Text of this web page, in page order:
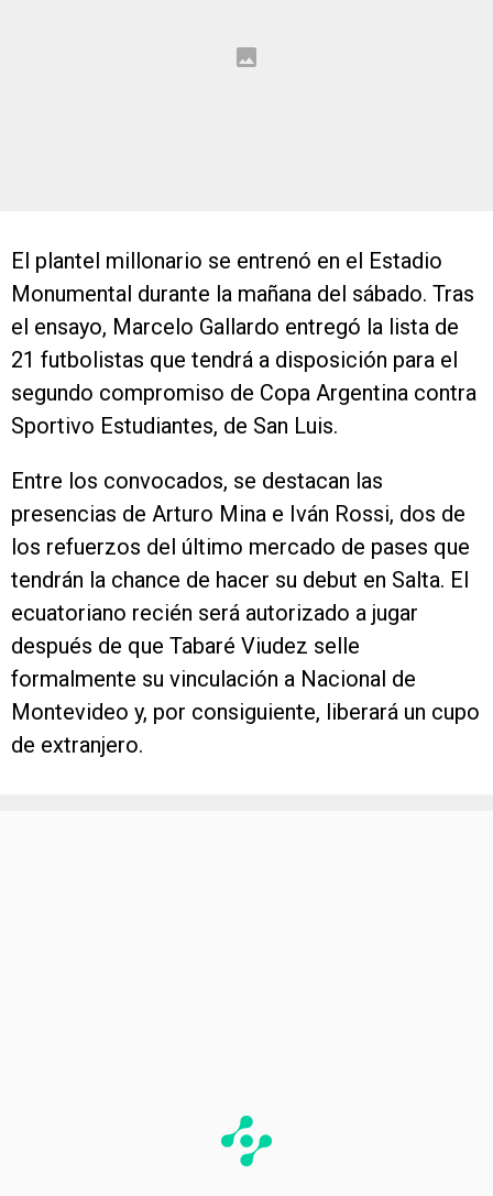
El plantel millonario se entrenó en el Estadio
Monumental durante la mañana del sábado. Tras
el ensayo, Marcelo Gallardo entregó la lista de
21 futbolistas que tendrá a disposición para el
segundo compromiso de Copa Argentina contra
Sportivo Estudiantes, de San Luis.
Entre los convocados, se destacan las
presencias de Arturo Mina e Iván Rossi, dos de
los refuerzos del último mercado de pases que
tendrán la chance de hacer su debut en Salta. El
ecuatoriano recién será autorizado a jugar
después de que Tabaré Viudez selle
formalmente su vinculación a Nacional de
Montevideo y, por consiguiente, liberará un cupo
de extranjero.